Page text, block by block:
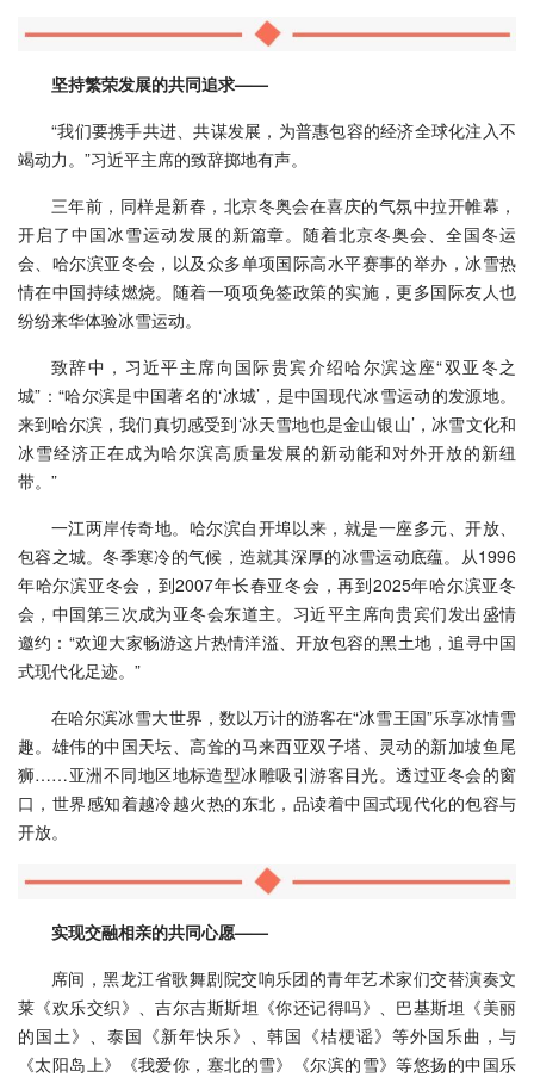
坚持繁荣发展的共同追求——
“我们要携手共进、共谋发展，为普惠包容的经济全球化注入不
竭动力。”习近平主席的致辞掷地有声。
三年前，同样是新春，北京冬奥会在喜庆的气氛中拉开帷幕，
开启了中国冰雪运动发展的新篇章。随着北京冬奥会、全国冬运
会、哈尔滨亚冬会，以及众多单项国际高水平赛事的举办，冰雪热
情在中国持续燃烧。随着一项项免签政策的实施，更多国际友人也
纷纷来华体验冰雪运动。
致辞中，习近平主席向国际贵宾介绍哈尔滨这座“双亚冬之
城”：“哈尔滨是中国著名的‘冰城’，是中国现代冰雪运动的发源地。
来到哈尔滨，我们真切感受到‘冰天雪地也是金山银山’，冰雪文化和
冰雪经济正在成为哈尔滨高质量发展的新动能和对外开放的新纽
带。”
一江两岸传奇地。哈尔滨自开埠以来，就是一座多元、开放、
包容之城。冬季寒冷的气候，造就其深厚的冰雪运动底蕴。从1996
年哈尔滨亚冬会，到2007年长春亚冬会，再到2025年哈尔滨亚冬
会，中国第三次成为亚冬会东道主。习近平主席向贵宾们发出盛情
邀约：“欢迎大家畅游这片热情洋溢、开放包容的黑土地，追寻中国
式现代化足迹。”
在哈尔滨冰雪大世界，数以万计的游客在“冰雪王国”乐享冰情雪
趣。雄伟的中国天坛、高耸的马来西亚双子塔、灵动的新加坡鱼尾
狮……亚洲不同地区地标造型冰雕吸引游客目光。透过亚冬会的窗
口，世界感知着越冷越火热的东北，品读着中国式现代化的包容与
开放。
实现交融相亲的共同心愿——
席间，黑龙江省歌舞剧院交响乐团的青年艺术家们交替演奏文
莱《欢乐交织》、吉尔吉斯斯坦《你还记得吗》、巴基斯坦《美丽
的国土》、泰国《新年快乐》、韩国《桔梗谣》等外国乐曲，与
《太阳岛上》《我爱你，塞北的雪》《尔滨的雪》等悠扬的中国乐